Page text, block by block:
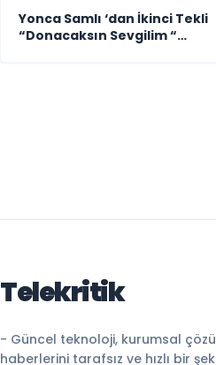
Yonca Samlı ‘dan İkinci Tekli
“Donacaksın Sevgilim “
Telekritik
- Güncel teknoloji, kurumsal
haberlerini tarafsız ve hızlı bir